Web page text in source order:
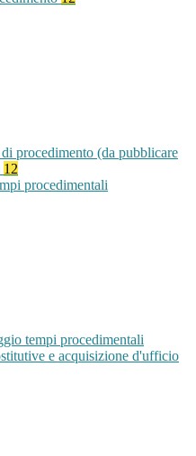
procedimento (da pubblicare
12
procedimentali
tempi procedimentali
e acquisizione d'ufficio